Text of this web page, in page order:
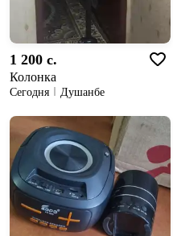
1 200 c.
Колонка
Сегодня Душанбе